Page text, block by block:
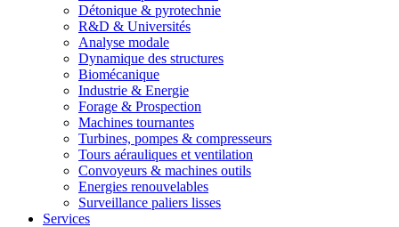
Détonique & pyrotechnie
R&D & Universités
Analyse modale
Dynamique des structures
Biomécanique
Industrie & Energie
Forage & Prospection
Machines tournantes
Turbines, pompes & compresseurs
Tours aérauliques et ventilation
Convoyeurs & machines outils
Energies renouvelables
Surveillance paliers lisses
Services